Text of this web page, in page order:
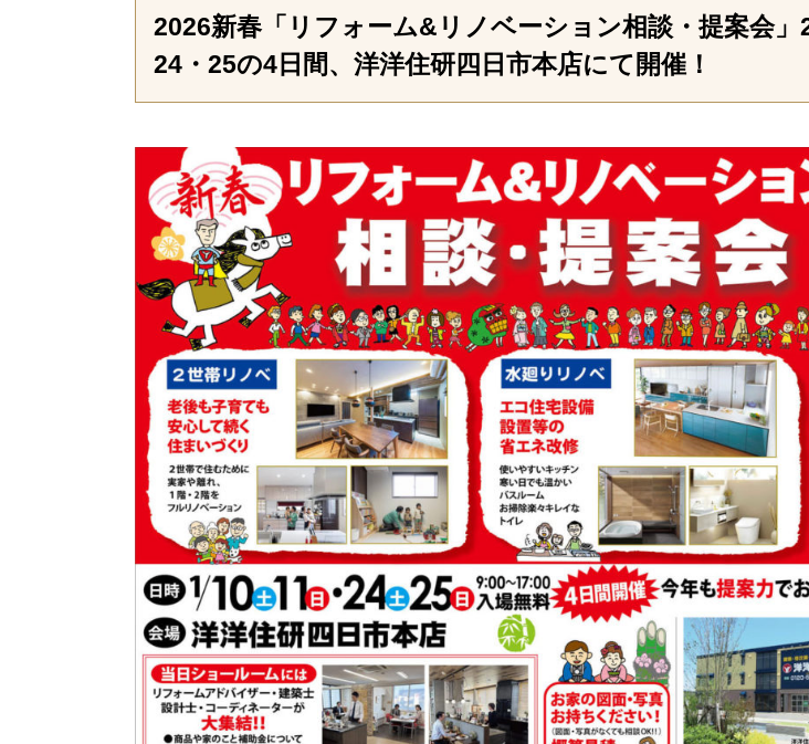
2026新春「リフォーム&リノベーション相談・提案会」
24・25の4日間、洋洋住研四日市本店にて開催！